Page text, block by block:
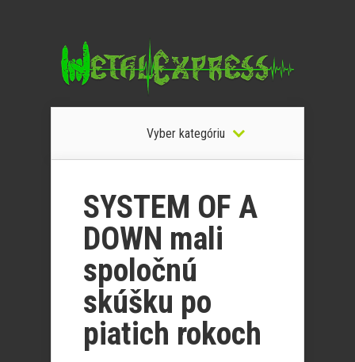
Vyber kategóriu
SYSTEM OF A
DOWN mali
spoločnú
skúšku po
piatich rokoch